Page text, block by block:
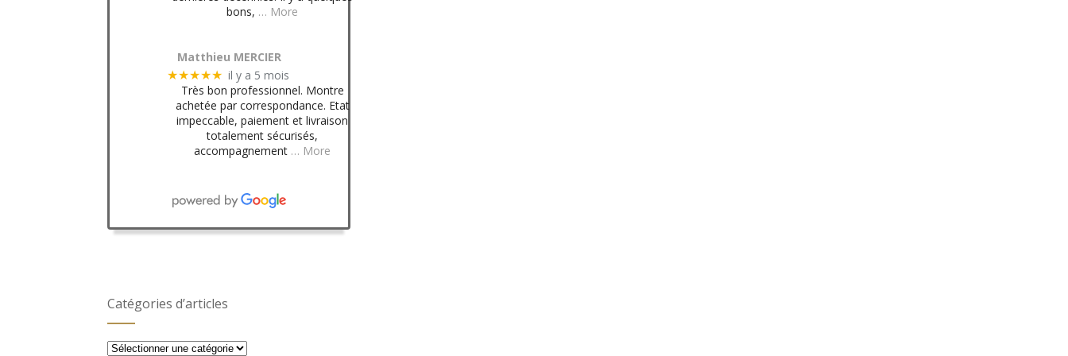
bons, … More
Matthieu MERCIER
★★★★★ il y a 5 mois
Très bon professionnel. Montre
achetée par correspondance. Etat
impeccable, paiement et livraison
totalement sécurisés,
accompagnement … More
Catégories d’articles
Catégories